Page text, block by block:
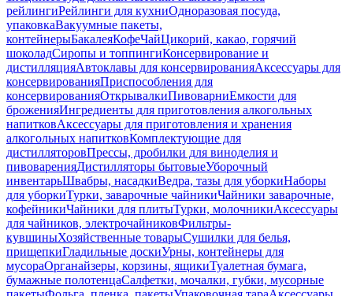
рейлингиРейлинги для кухниОдноразовая посуда,
упаковкаВакуумные пакеты,
контейнерыБакалеяКофеЧайЦикорий, какао, горячий
шоколадСиропы и топпингиКонсервирование и
дистилляцияАвтоклавы для консервированияАксессуары для
консервированияПриспособления для
консервированияОткрывалкиПивоварниЕмкости для
броженияИнгредиенты для приготовления алкогольных
напитковАксессуары для приготовления и хранения
алкогольных напитковКомплектующие для
дистилляторовПрессы, дробилки для виноделия и
пивоваренияДистилляторы бытовыеУборочный
инвентарьШвабры, насадкиВедра, тазы для уборкиНаборы
для уборкиТурки, заварочные чайникиЧайники заварочные,
кофейникиЧайники для плитыТурки, молочникиАксессуары
для чайников, электрочайниковФильтры-
кувшиныХозяйственные товарыСушилки для белья,
прищепкиГладильные доскиУрны, контейнеры для
мусораОрганайзеры, корзины, ящикиТуалетная бумага,
бумажные полотенцаСалфетки, мочалки, губки, мусорные